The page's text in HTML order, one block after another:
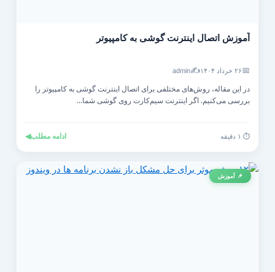
آموزش اتصال اینترنت گوشی به کامپیوتر
۲۶ خرداد ۱۴۰۴ ✍️
admin
در این مقاله، روش‌های مختلفی برای اتصال اینترنت گوشی به کامپیوتر را
بررسی می‌کنیم. اگر اینترنت سیم‌کارت روی گوشی شما...
ادامه مطلب◀
📌 آموزش